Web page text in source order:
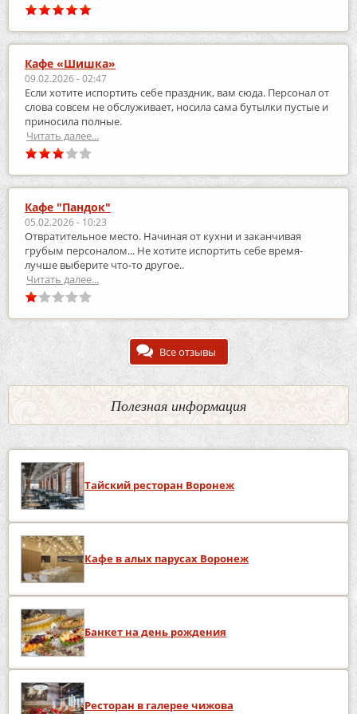
Кафе «Шишка»
09.02.2026 - 02:47
Если хотите испортить себе праздник, вам сюда. Персонал от
слова совсем не обслуживает, носила сама бутылки пустые и
приносила полные.
Читать далее...
Кафе "Пандок"
05.02.2026 - 10:23
Отвратительное место. Начиная от кухни и заканчивая
грубым персоналом... Не хотите испортить себе время-
лучше выберите что-то другое..
Читать далее...
Все отзывы
Полезная информация
Тайский ресторан Воронеж
Кафе в алых парусах Воронеж
Банкет на день рождения
Ресторан в галерее чижова